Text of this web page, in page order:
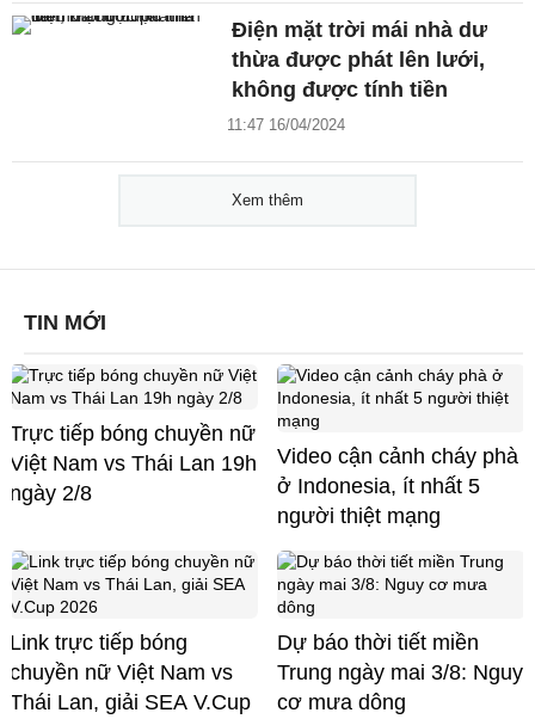
Điện mặt trời mái nhà dư
thừa được phát lên lưới,
không được tính tiền
11:47 16/04/2024
Xem thêm
TIN MỚI
Trực tiếp bóng chuyền nữ
Việt Nam vs Thái Lan 19h
ngày 2/8
Video cận cảnh cháy phà
ở Indonesia, ít nhất 5
người thiệt mạng
Link trực tiếp bóng
chuyền nữ Việt Nam vs
Thái Lan, giải SEA V.Cup
Dự báo thời tiết miền
Trung ngày mai 3/8: Nguy
cơ mưa dông